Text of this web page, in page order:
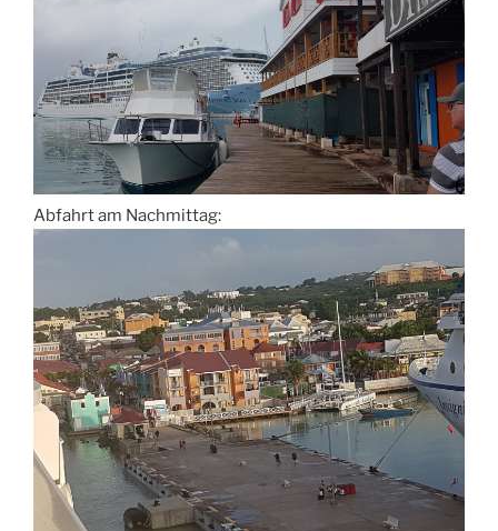
Abfahrt am Nachmittag: